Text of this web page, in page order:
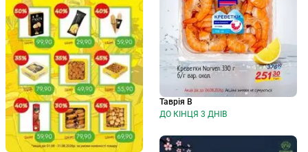
Таврія В
ДО КІНЦЯ 3 ДНІВ